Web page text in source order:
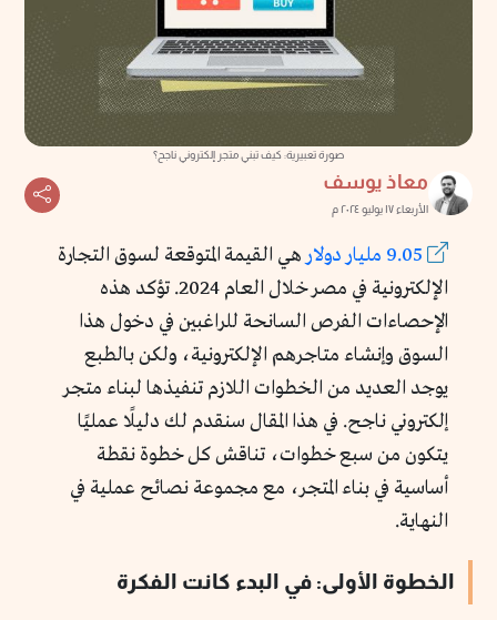
صورة تعبيرية: كيف تبني متجر إلكتروني ناجح؟
معاذ يوسف
الأربعاء ١٧ يوليو ٢٠٢٤ م
9.05 مليار دولار
هي القيمة المتوقعة لسوق التجارة
الإلكترونية في مصر خلال العام 2024. تؤكد هذه
الإحصاءات الفرص السانحة للراغبين في دخول هذا
السوق وإنشاء متاجرهم الإلكترونية، ولكن بالطبع
يوجد العديد من الخطوات اللازم تنفيذها لبناء متجر
إلكتروني ناجح. في هذا المقال سنقدم لك دليلًا عمليًا
يتكون من سبع خطوات، تناقش كل خطوة نقطة
أساسية في بناء المتجر، مع مجموعة نصائح عملية في
النهاية.
الخطوة الأولى: في البدء كانت الفكرة